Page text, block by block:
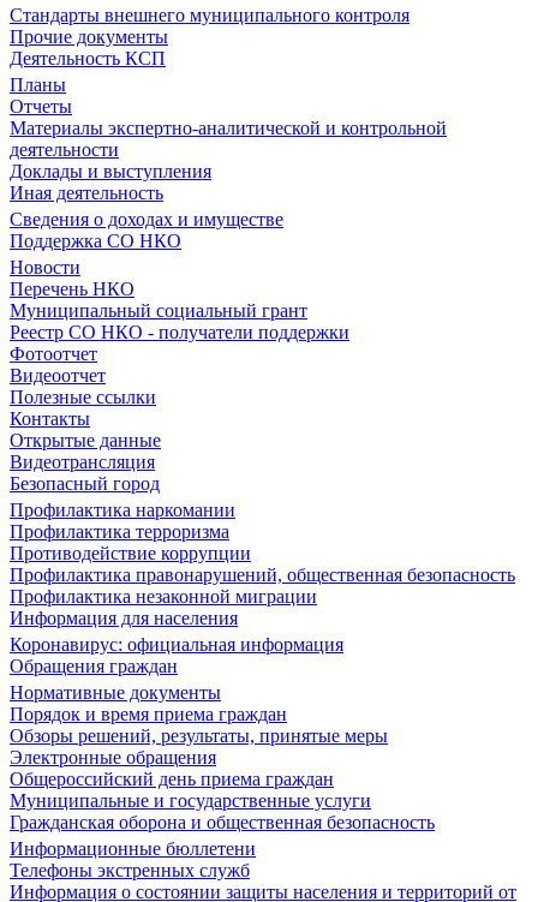
Стандарты внешнего муниципального контроля
Прочие документы
Деятельность КСП
Планы
Отчеты
Материалы экспертно-аналитической и контрольной
деятельности
Доклады и выступления
Иная деятельность
Сведения о доходах и имуществе
Поддержка СО НКО
Новости
Перечень НКО
Муниципальный социальный грант
Реестр СО НКО - получатели поддержки
Фотоотчет
Видеоотчет
Полезные ссылки
Контакты
Открытые данные
Видеотрансляция
Безопасный город
Профилактика наркомании
Профилактика терроризма
Противодействие коррупции
Профилактика правонарушений, общественная безопасность
Профилактика незаконной миграции
Информация для населения
Коронавирус: официальная информация
Обращения граждан
Нормативные документы
Порядок и время приема граждан
Обзоры решений, результаты, принятые меры
Электронные обращения
Общероссийский день приема граждан
Муниципальные и государственные услуги
Гражданская оборона и общественная безопасность
Информационные бюллетени
Телефоны экстренных служб
Информация о состоянии защиты населения и территорий от